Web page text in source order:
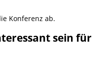
Konferenz ab.
sein für